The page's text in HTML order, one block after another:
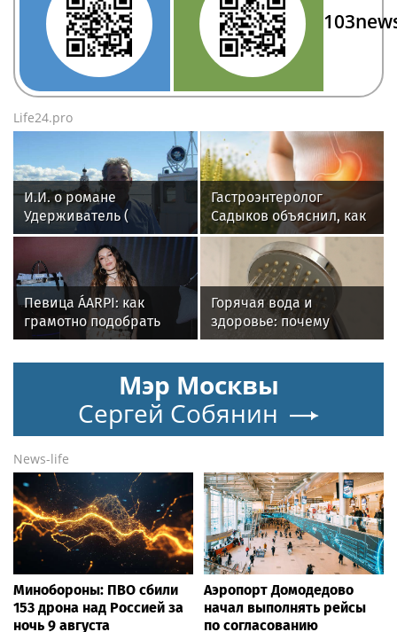
Life24.pro
И.И. о романе
Удерживатель (
Удерживающий сейчас
) русского вологодского
писателя и поэта
Андрея Малышева (
роман опубликован в
2016 г. )
Гастроэнтеролог
Садыков объяснил, как
амброзия может влиять
на ЖКТ
Певица ÁARPI: как
грамотно подобрать
гардероб для
выступлений
Горячая вода и
здоровье: почему
важен исправный
водонагреватель
Мэр Москвы
Сергей Собянин
News-life
Минобороны: ПВО сбили
153 дрона над Россией за
ночь 9 августа
Аэропорт Домодедово
начал выполнять рейсы
по согласованию